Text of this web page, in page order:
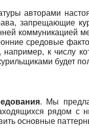
авторами
запрещающие
коммуникацией
средовые
например, к числу
будет
. Мы
рядом с
основные